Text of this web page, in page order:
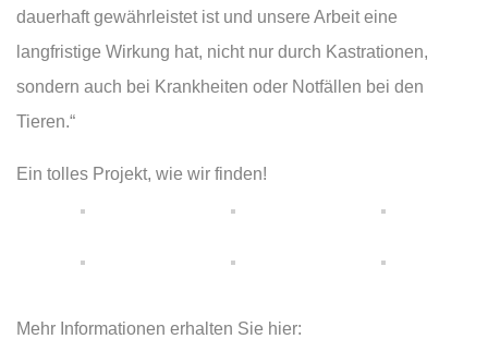
dauerhaft gewährleistet ist und unsere Arbeit eine
langfristige Wirkung hat, nicht nur durch Kastrationen,
sondern auch bei Krankheiten oder Notfällen bei den
Tieren.“
Ein tolles Projekt, wie wir finden!
Mehr Informationen erhalten Sie hier: